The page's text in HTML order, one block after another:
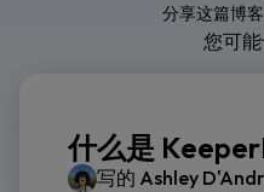
分享这篇博客
您可
什么是
写的 Ashley